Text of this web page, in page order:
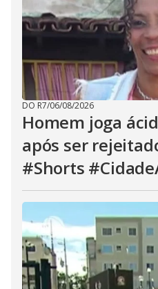
DO R7/06/08/2026
Homem joga
após ser
#Shorts